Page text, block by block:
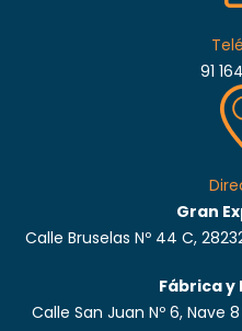
91
Gran
Calle Bruselas Nº 44 C,
Fábrica y
Calle San Juan Nº 6, Nave